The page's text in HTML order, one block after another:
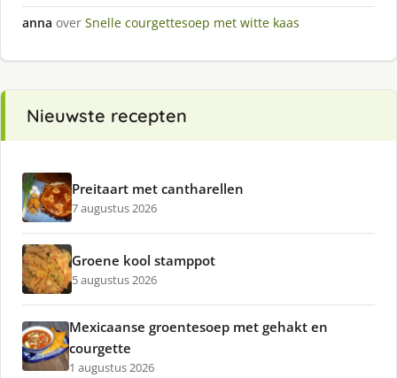
anna over Snelle courgettesoep met witte kaas
Nieuwste recepten
Preitaart met cantharellen
7 augustus 2026
Groene kool stamppot
5 augustus 2026
Mexicaanse groentesoep met gehakt en
courgette
1 augustus 2026